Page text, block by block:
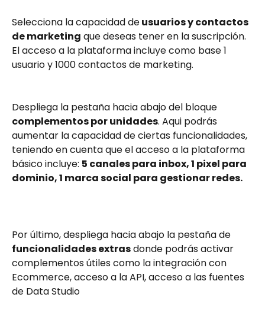
Selecciona la capacidad de usuarios y contactos
de marketing que deseas tener en la suscripción.
El acceso a la plataforma incluye como base 1
usuario y 1000 contactos de marketing.
Despliega la pestaña hacia abajo del bloque
complementos por unidades. Aqui podrás
aumentar la capacidad de ciertas funcionalidades,
teniendo en cuenta que el acceso a la plataforma
básico incluye: 5 canales para inbox, 1 pixel para
dominio, 1 marca social para gestionar redes.
Por último, despliega hacia abajo la pestaña de
funcionalidades extras donde podrás activar
complementos útiles como la integración con
Ecommerce, acceso a la API, acceso a las fuentes
de Data Studio